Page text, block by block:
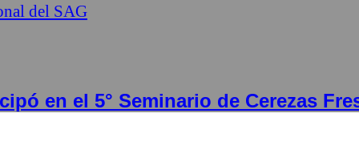
en el 5° Seminario de Cerezas
del SAG